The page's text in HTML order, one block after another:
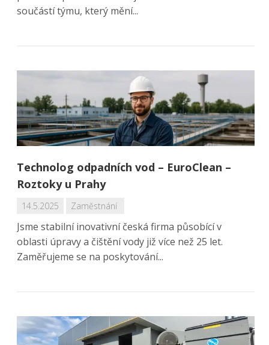
součástí týmu, který mění...
Technolog odpadních vod – EuroClean –
Roztoky u Prahy
14.5.2025 Zaměstnání
Jsme stabilní inovativní česká firma působící v
oblasti úpravy a čištění vody již více než 25 let.
Zaměřujeme se na poskytování...